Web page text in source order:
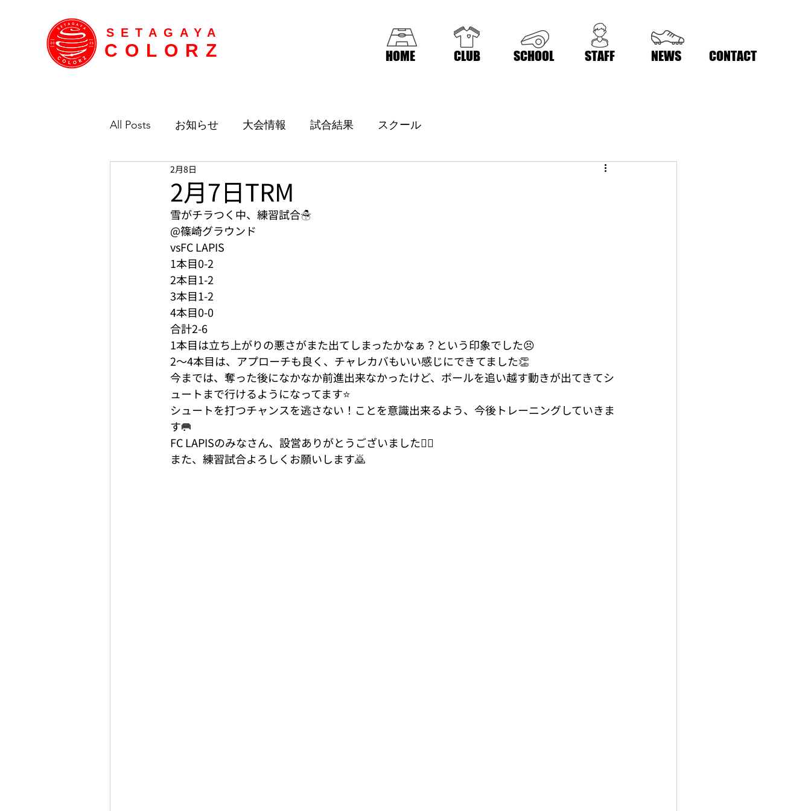
SETAGAYA
COLORZ HOME CLUB SCHOOL STAFF NEWS CONTACT
All Posts お知らせ 大会情報 試合結果 スクール
2月7日TRM
2月8日
雪がチラつく中、練習試合☃️
@篠崎グラウンド
vsFC LAPIS
1本目0-2
2本目1-2
3本目1-2
4本目0-0
合計2-6
1本目は立ち上がりの悪さがまた出てしまったかなぁ？という印象でした😣
2〜4本目は、アプローチも良く、チャレカバもいい感じにできてました👏
今までは、奪った後になかなか前進出来なかったけど、ボールを追い越す動きが出てきてシ
ュートまで行けるようになってます⭐️
シュートを打つチャンスを逃さない！ことを意識出来るよう、今後トレーニングしていきま
す🥅
FC LAPISのみなさん、設営ありがとうございました🙇‍♀️
また、練習試合よろしくお願いします🙇